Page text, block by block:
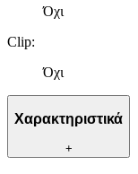
Όχι
Clip:
Όχι
Χαρακτηριστικά
+